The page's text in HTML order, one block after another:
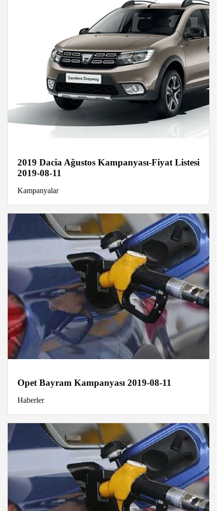
2019 Dacia Ağustos Kampanyası-Fiyat Listesi
2019-08-11
Kampanyalar
Opet Bayram Kampanyası 2019-08-11
Haberler